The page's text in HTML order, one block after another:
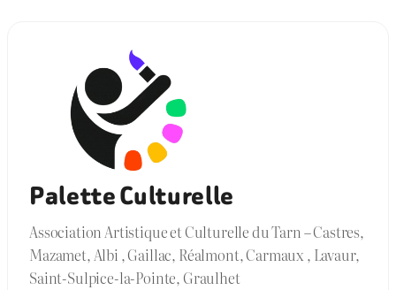
Palette Culturelle
Association Artistique et Culturelle du Tarn – Castres,
Mazamet, Albi , Gaillac, Réalmont, Carmaux , Lavaur,
Saint-Sulpice-la-Pointe, Graulhet